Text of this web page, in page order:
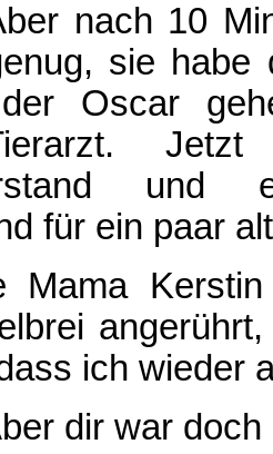
nach 10
sie habe
Oscar
und
für ein paar
Mama
ich wieder
dir war